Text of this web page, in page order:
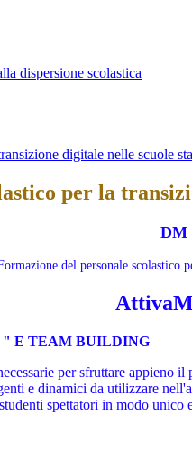
dispersione scolastica
digitale nelle scuole
per la
DM
del personale scolastico
" E TEAM BUILDING
per sfruttare appieno
e dinamici da utilizzare
spettatori in modo unico